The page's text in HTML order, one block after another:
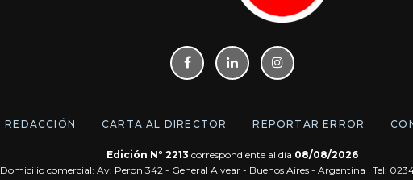
REDACCIÓN CARTA AL DIRECTOR REPORTAR ERROR
Edición Nº 2213 correspondiente al día 08/08/2026
Domicilio comercial: Av. Peron 342 - General Alvear - Buenos Aires - Argentina | Tel: